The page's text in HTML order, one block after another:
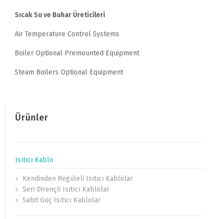
Sıcak Su ve Buhar Üreticileri
Air Temperature Control Systems
Boiler Optional Premounted Equipment
Steam Boilers Optional Equipment
Ürünler
Isıtıcı Kablo
Kendinden Regüleli Isıtıcı Kablolar
Seri Dirençli Isıtıcı Kablolar
Sabit Güç Isıtıcı Kablolar